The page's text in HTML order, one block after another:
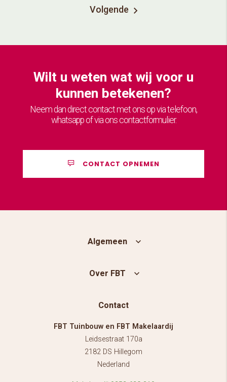
Volgende
Wilt u weten wat wij voor u
kunnen betekenen?
Neem dan direct contact met ons op via telefoon,
whatsapp of via ons contactformulier.
CONTACT OPNEMEN
Algemeen
Over FBT
Contact
FBT Tuinbouw en FBT Makelaardij
Leidsestraat 170a
2182 DS Hillegom
Nederland